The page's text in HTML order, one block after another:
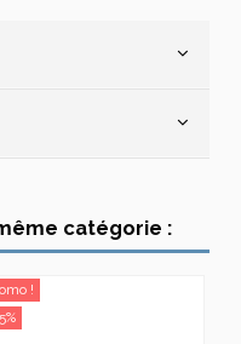
catégorie :
!